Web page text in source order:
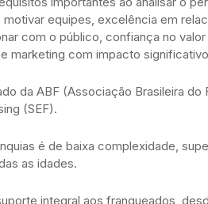
equipes, excelência em
com o público, confiança no
marketing com impacto
da ABF (Associação Brasileira
(SEF).
é de baixa complexidade,
as idades.
integral aos franqueados,